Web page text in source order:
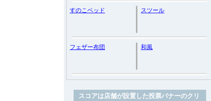
すのこベッド スツール
フェザー布団 和風
スコアは店舗が設置した投票バナーのクリ